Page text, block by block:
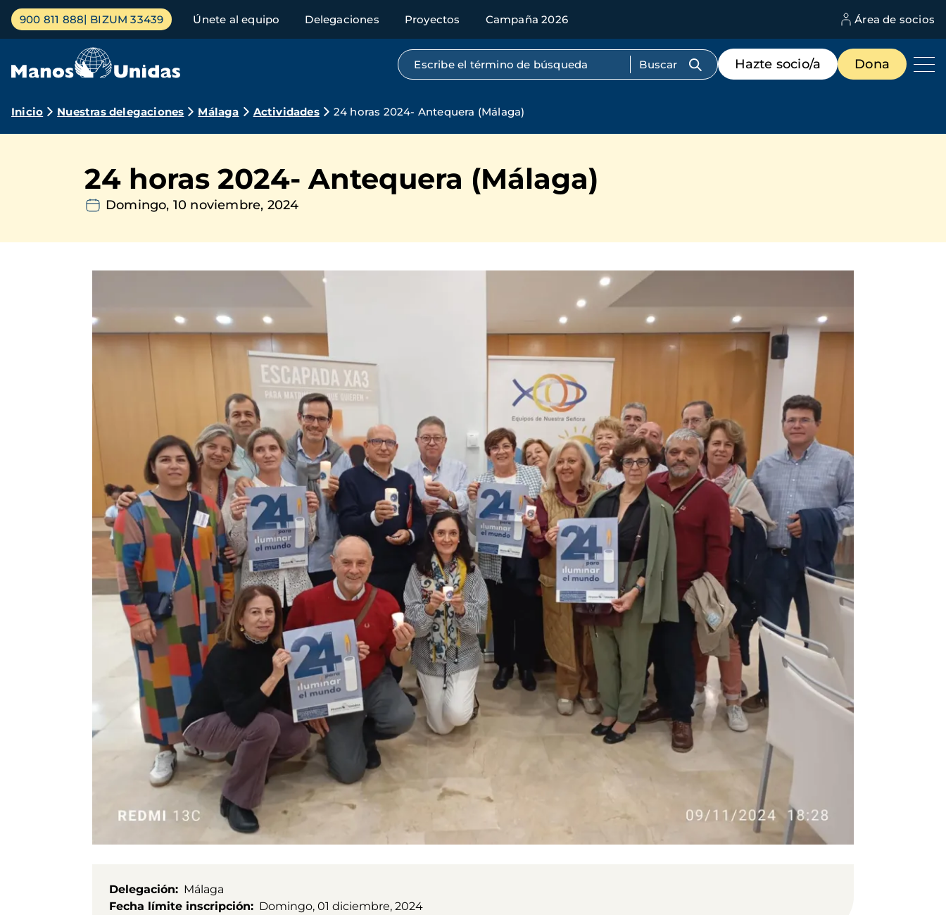
Pasar
contenido
Menú
principal
900 811 888 BIZUM 33439 Únete al equipo Delegaciones Proyectos Campaña 2026 Área de socios
Búsqueda por texto completo
Menú
de
destacados
Hazte socio/a Dona
Ruta
navegación
Inicio Nuestras delegaciones Málaga Actividades 24 horas 2024- Antequera (Málaga)
24 horas 2024- Antequera (Málaga)
Domingo, 10 noviembre, 2024
Delegación
Málaga
Fecha límite inscripción
Domingo, 01 diciembre, 2024